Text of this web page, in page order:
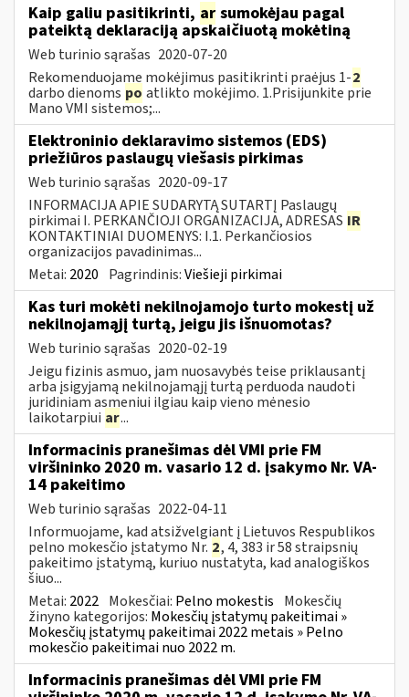
Kaip galiu pasitikrinti, ar sumokėjau pagal
pateiktą deklaraciją apskaičiuotą mokėtiną
Web turinio sąrašas 2020-07-20
Rekomenduojame mokėjimus pasitikrinti praėjus 1-2
darbo dienoms po atlikto mokėjimo. 1.Prisijunkite prie
Mano VMI sistemos;...
Elektroninio deklaravimo sistemos (EDS)
priežiūros paslaugų viešasis pirkimas
Web turinio sąrašas 2020-09-17
INFORMACIJA APIE SUDARYTĄ SUTARTĮ Paslaugų
pirkimai I. PERKANČIOJI ORGANIZACIJA, ADRESAS IR
KONTAKTINIAI DUOMENYS: I.1. Perkančiosios
organizacijos pavadinimas...
Metai: 2020 Pagrindinis:Viešieji pirkimai
Kas turi mokėti nekilnojamojo turto mokestį už
nekilnojamąjį turtą, jeigu jis išnuomotas?
Web turinio sąrašas 2020-02-19
Jeigu fizinis asmuo, jam nuosavybės teise priklausantį
arba įsigyjamą nekilnojamąjį turtą perduoda naudoti
juridiniam asmeniui ilgiau kaip vieno mėnesio
laikotarpiui ar...
Informacinis pranešimas dėl VMI prie FM
viršininko 2020 m. vasario 12 d. įsakymo Nr. VA-
14 pakeitimo
Web turinio sąrašas 2022-04-11
Informuojame, kad atsižvelgiant į Lietuvos Respublikos
pelno mokesčio įstatymo Nr. 2, 4, 383 ir 58 straipsnių
pakeitimo įstatymą, kuriuo nustatyta, kad analogiškos
šiuo...
Metai: 2022 Mokesčiai: Pelno mokestis Mokesčių
žinyno kategorijos: Mokesčių įstatymų pakeitimai »
Mokesčių įstatymų pakeitimai 2022 metais » Pelno
mokesčio pakeitimai nuo 2022 m.
Informacinis pranešimas dėl VMI prie FM